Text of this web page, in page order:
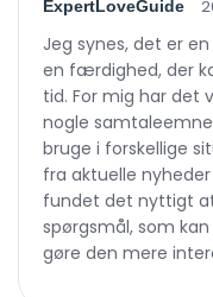
ExpertLoveGuide
Jeg synes, det er
en færdighed, der
tid. For mig har
nogle
bruge i forskellige
fra aktuelle
fundet det nyttigt
spørgsmål, som
gøre den mere